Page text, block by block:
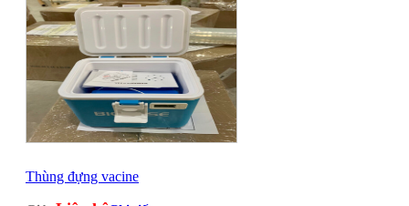
Thùng đựng vacine